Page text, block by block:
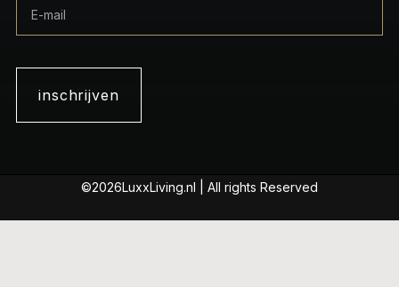
inschrijven
©2026LuxxLiving.nl | All rights Reserved